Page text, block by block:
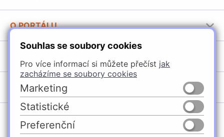
Souhlas se soubory cookies
Pro více informací si můžete přečíst jak
zacházíme se soubory cookies
Marketing
Statistické
Preferenční
Stavební katalog Häfele
Brožury Häfele
O PORTÁLU
Provozovatel portálu
Jak používat portál
Úchytky
Nábytkové kování
Vybavení kuchyní
Osvětlení a elektro
POBOČKY
Špačince
Žilina